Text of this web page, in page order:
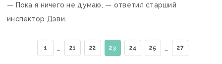
— Пока я ничего не думаю, — ответил старший
инспектор Дэви.
1 … 21 22 23 24 25 … 27